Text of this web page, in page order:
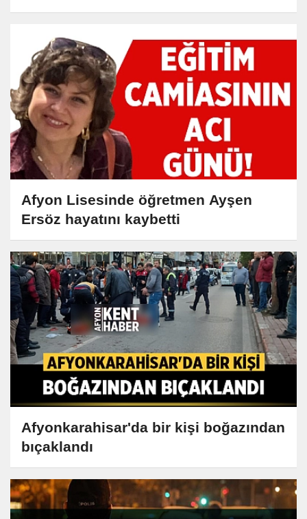
Afyon Lisesinde öğretmen Ayşen
Ersöz hayatını kaybetti
Afyonkarahisar'da bir kişi boğazından
bıçaklandı